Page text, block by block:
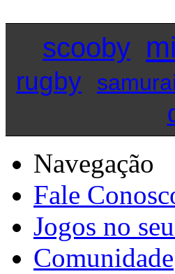
scooby
rugby samurai
Navegação
Fale
Jogos no
Comunidade